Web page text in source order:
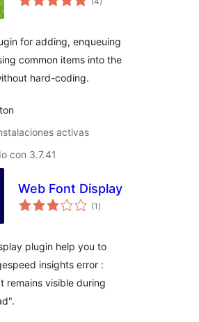
de
for adding, enqueuing
common items into the
hard-coding.
activas
con 3.7.41
Web Font Display
(1 total
de
)
plugin help you to
insights error :
remains visible during